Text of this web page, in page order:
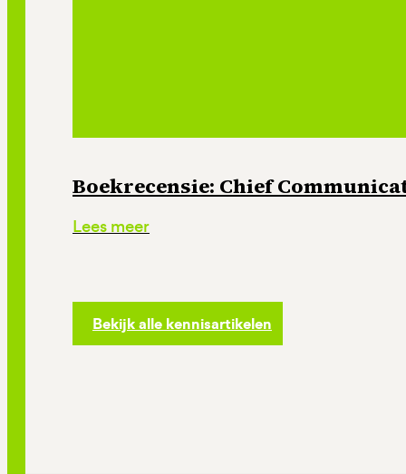
Boekrecensie: Chief
Lees meer
Bekijk alle kennisartikelen